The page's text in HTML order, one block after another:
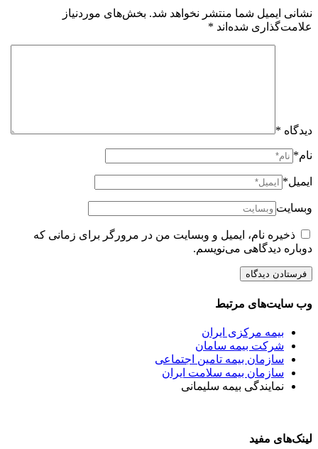
نشانی ایمیل شما منتشر نخواهد شد. بخش‌های موردنیاز
علامت‌گذاری شده‌اند *
دیدگاه *
نام*
ایمیل*
وبسایت
ذخیره نام، ایمیل و وبسایت من در مرورگر برای زمانی که
دوباره دیدگاهی می‌نویسم.
وب سایت‌های مرتبط
بیمه مرکزی ایران
شرکت بیمه سامان
سازمان بیمه تامین اجتماعی
سازمان بیمه سلامت ایران
نمایندگی بیمه سلیمانی
لینک‌های مفید